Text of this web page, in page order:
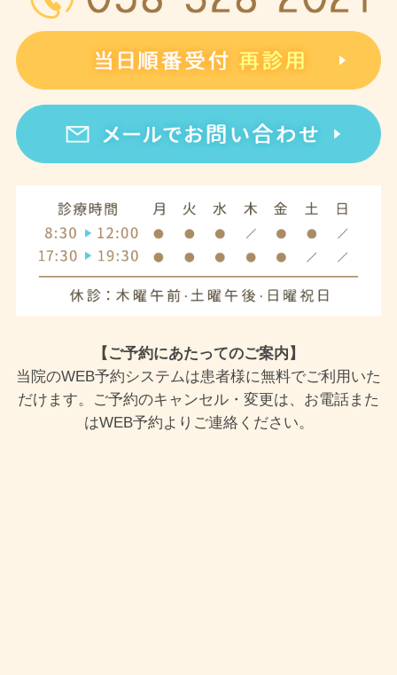
【ご予約にあたってのご案内】
当院のWEB予約システムは患者様に無料でご利用いた
だけます。ご予約のキャンセル・変更は、お電話また
はWEB予約よりご連絡ください。